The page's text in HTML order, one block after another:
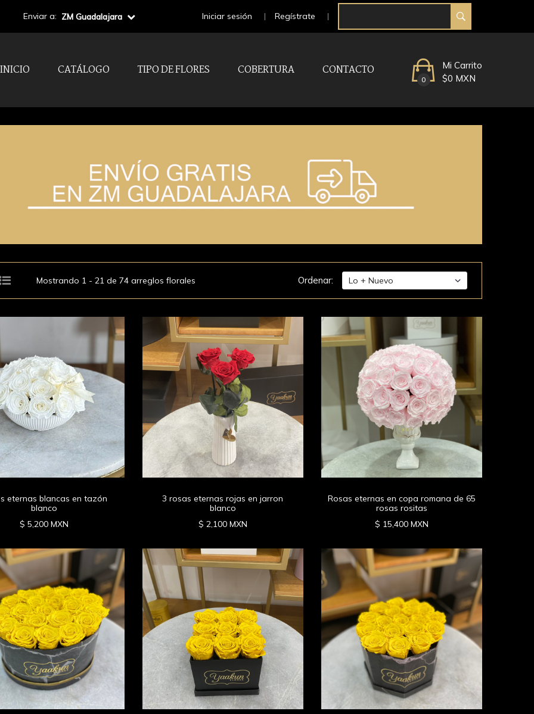
Enviar a: ZM Guadalajara Iniciar sesión Regístrate
INICIO CATÁLOGO TIPO DE FLORES COBERTURA CONTACTO
0
Mi Carrito
$0 MXN
Mostrando 1 - 21 de 74 arreglos florales Ordenar:
eternas blancas en tazón
blanco
$ 5,200 MXN
3 rosas eternas rojas en jarron
blanco
$ 2,100 MXN
Rosas eternas en copa romana de 65
rosas rositas
$ 15,400 MXN